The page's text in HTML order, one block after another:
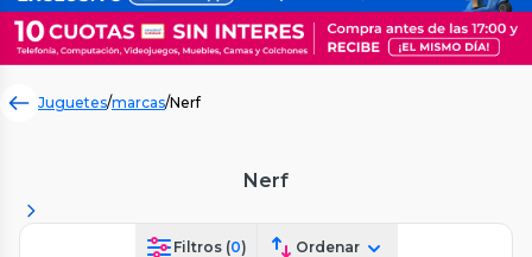
Juguetes/marcas/Nerf
Nerf
Filtros (0) Ordenar